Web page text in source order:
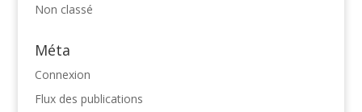
Non classé
Méta
Connexion
Flux des publications